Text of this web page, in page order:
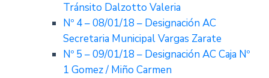
Tránsito Dalzotto Valeria
Nº 4 – 08/01/18 – Designación AC
Secretaria Municipal Vargas Zarate
Nº 5 – 09/01/18 – Designación AC Caja Nº
1 Gomez / Miño Carmen